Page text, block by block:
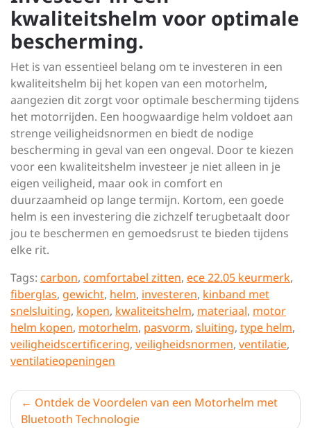
kwaliteitshelm voor optimale
bescherming.
Het is van essentieel belang om te investeren in een
kwaliteitshelm bij het kopen van een motorhelm,
aangezien dit zorgt voor optimale bescherming tijdens
het motorrijden. Een hoogwaardige helm voldoet aan
strenge veiligheidsnormen en biedt de nodige
bescherming in geval van een ongeval. Door te kiezen
voor een kwaliteitshelm investeer je niet alleen in je
eigen veiligheid, maar ook in comfort en
duurzaamheid op lange termijn. Kortom, een goede
helm is een investering die zichzelf terugbetaalt door
jou te beschermen en gemoedsrust te bieden tijdens
elke rit.
Tags: carbon, comfortabel zitten, ece 22.05 keurmerk,
fiberglas, gewicht, helm, investeren, kinband met
snelsluiting, kopen, kwaliteitshelm, materiaal, motor
helm kopen, motorhelm, pasvorm, sluiting, type helm,
veiligheidscertificering, veiligheidsnormen, ventilatie,
ventilatieopeningen
Berichtnavigatie
Ontdek de Voordelen van een Motorhelm met
Bluetooth Technologie